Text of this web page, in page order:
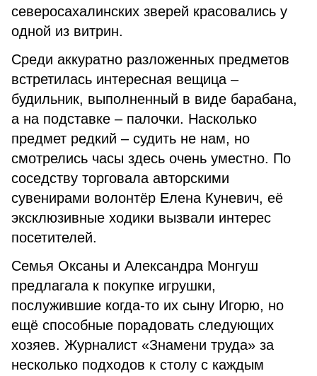
северосахалинских зверей красовались у
одной из витрин.
Среди аккуратно разложенных предметов
встретилась интересная вещица –
будильник, выполненный в виде барабана,
а на подставке – палочки. Насколько
предмет редкий – судить не нам, но
смотрелись часы здесь очень уместно. По
соседству торговала авторскими
сувенирами волонтёр Елена Куневич, её
эксклюзивные ходики вызвали интерес
посетителей.
Семья Оксаны и Александра Монгуш
предлагала к покупке игрушки,
послужившие когда-то их сыну Игорю, но
ещё способные порадовать следующих
хозяев. Журналист «Знамени труда» за
несколько подходов к столу с каждым